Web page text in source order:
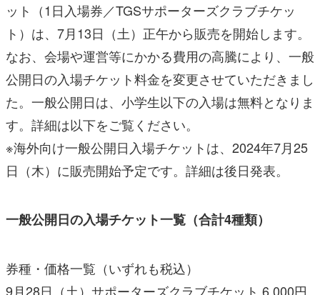
ット（1日入場券／TGSサポーターズクラブチケッ
ト）は、7月13日（土）正午から販売を開始します。
なお、会場や運営等にかかる費用の高騰により、一般
公開日の入場チケット料金を変更させていただきまし
た。一般公開日は、小学生以下の入場は無料となりま
す。詳細は以下をご覧ください。
※海外向け一般公開日入場チケットは、2024年7月25
日（木）に販売開始予定です。詳細は後日発表。
一般公開日の入場チケット一覧（合計4種類）
券種・価格一覧（いずれも税込）
9月28日（土）サポーターズクラブチケット 6,000円